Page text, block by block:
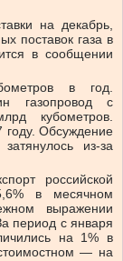
на декабрь,
поставок газа в
в сообщении
в год.
газопровод с
кубометров.
году. Обсуждение
из-за
российской
в месячном
выражении
период с января
на 1% в
— на